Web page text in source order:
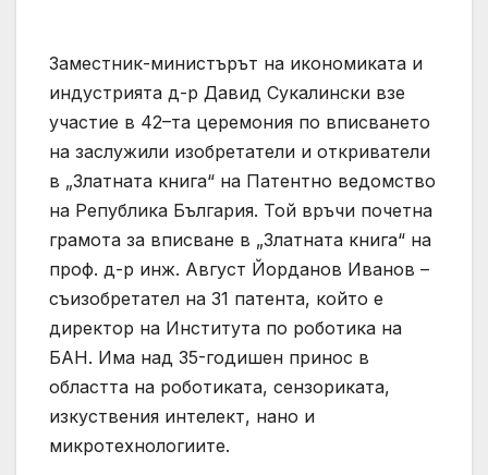
Заместник-министърът на икономиката и
индустрията д-р Давид Сукалински взе
участие в 42–та церемония по вписването
на заслужили изобретатели и откриватели
в „Златната книга“ на Патентно ведомство
на Република България. Той връчи почетна
грамота за вписване в „Златната книга“ на
проф. д-р инж. Август Йорданов Иванов –
съизобретател на 31 патента, който е
директор на Института по роботика на
БАН. Има над 35-годишен принос в
областта на роботиката, сензориката,
изкуствения интелект, нано и
микротехнологиите.